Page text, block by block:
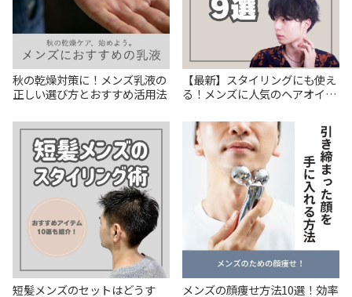
秋の乾燥対策に！メンズ乳液の
正しい選び方とおすすめ活用法
【最新】スタイリングにも使え
る！メンズに人気のヘアオイル
解説
短髪メンズのセットはどうす
メンズの顔痩せ方法10選！効率